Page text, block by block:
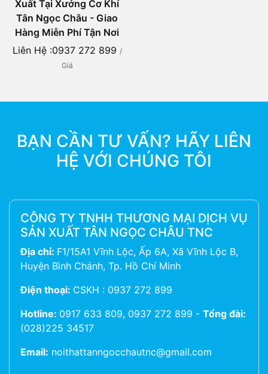
Xuất Tại Xưởng Cơ Khí
Tân Ngọc Châu - Giao
Hàng Miễn Phí Tận Nơi
Liên Hệ :0937 272 899 /
Giá
BẠN CẦN TƯ VẤN? HÃY LIÊN
HỆ VỚI CHÚNG TÔI
CÔNG TY TNHH THƯƠNG MẠI DỊCH VỤ
SẢN XUẤT TÂN NGỌC CHÂU TNC
Địa chỉ: F1/15A1 Vĩnh Lộc, Ấp 6A, Xã Vĩnh Lộc B,
Huyện Bình Chánh, Tp. Hồ Chí Minh
Điện thoại: CSKH : 0937 272 899
Hotline: 0917 633 809, 0937 272 899 - Tổng đài:
(028)225 34517
Email: noithattanngocchautnc@gmail.com